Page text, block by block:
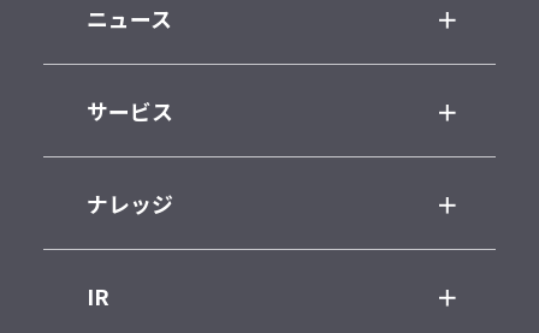
ニュース
サービス
ナレッジ
IR